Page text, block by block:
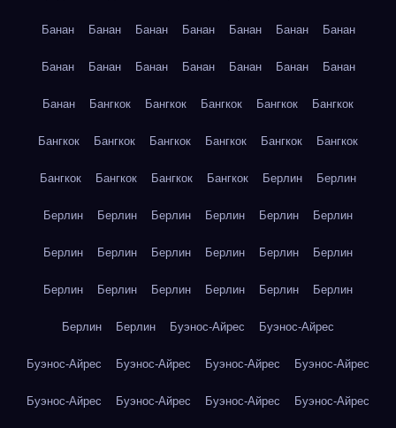
Банан Банан Банан Банан Банан Банан Банан
Банан Банан Банан Банан Банан Банан Банан
Банан Бангкок Бангкок Бангкок Бангкок Бангкок
Бангкок Бангкок Бангкок Бангкок Бангкок Бангкок
Бангкок Бангкок Бангкок Бангкок Берлин Берлин
Берлин Берлин Берлин Берлин Берлин Берлин
Берлин Берлин Берлин Берлин Берлин Берлин
Берлин Берлин Берлин Берлин Берлин Берлин
Берлин Берлин Буэнос-Айрес Буэнос-Айрес
Буэнос-Айрес Буэнос-Айрес Буэнос-Айрес Буэнос-Айрес
Буэнос-Айрес Буэнос-Айрес Буэнос-Айрес Буэнос-Айрес